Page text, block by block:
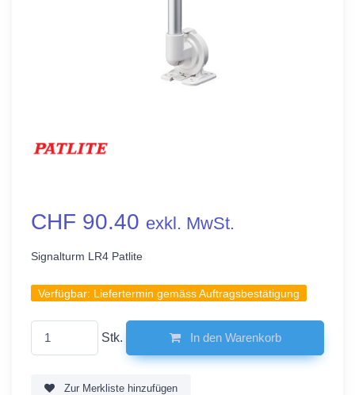
CHF 90.40 exkl. MwSt.
Signalturm LR4 Patlite
Verfügbar: Liefertermin gemäss Auftragsbestätigung
Stk. In den Warenkorb
Zur Merkliste hinzufügen